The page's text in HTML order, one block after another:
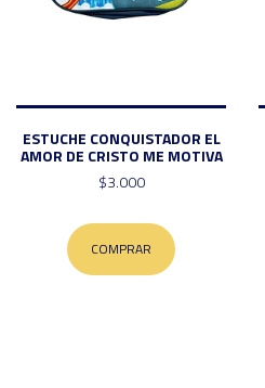
ESTUCHE CONQUISTADOR EL
AMOR DE CRISTO ME MOTIVA
$3.000
COMPRAR